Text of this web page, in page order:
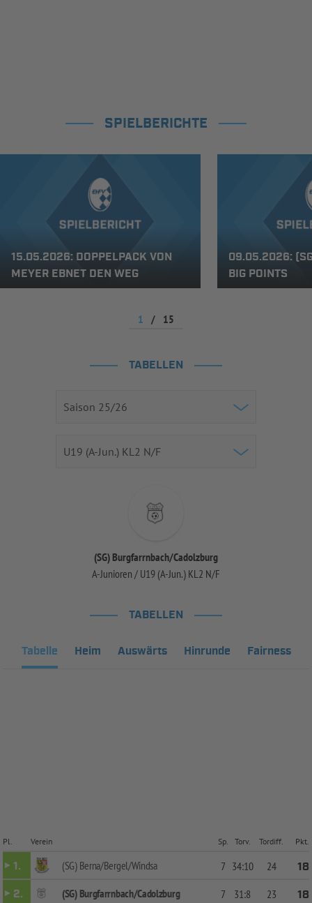
SPIELBERICHTE
15.05.2026: DOPPELPACK VON
MEYER EBNET DEN WEG
09.05.2026:
BIG POINTS
1 / 15
TABELLEN
(SG) Burgfarrnbach/Cadolzburg
A-Junioren / U19 (A-Jun.) KL2 N/F
TABELLEN
Tabelle Heim Auswärts Hinrunde Fairness
Pl. Verein Sp. Torv. Tordiff. Pkt.
1. (SG) Berna/Bergel/Windsa 7 34:10 24
18
2.
(SG) Burgfarrnbach/Cadolzburg 7 31:8 23
18